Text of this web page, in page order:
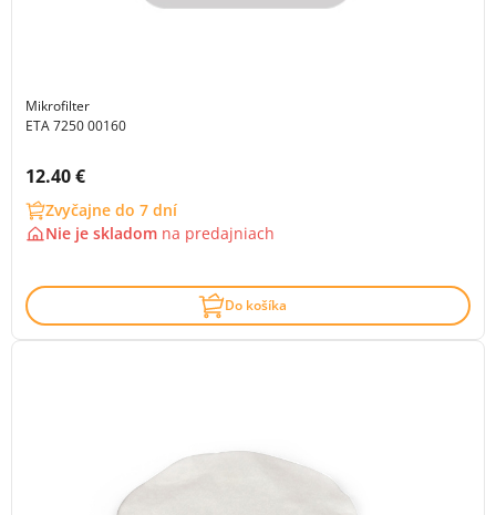
Mikrofilter
ETA 7250 00160
Cena s DPH:
12.40 €
Zvyčajne do 7 dní
Nie je skladom na predajniach
Do košíka